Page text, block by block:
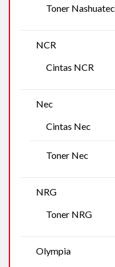
Toner Nashuatec
NCR
Cintas NCR
Nec
Cintas Nec
Toner Nec
NRG
Toner NRG
Olympia